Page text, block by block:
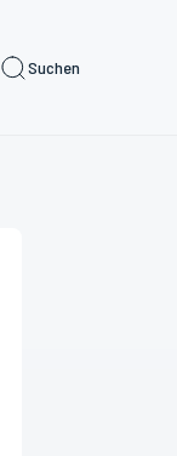
Suchen